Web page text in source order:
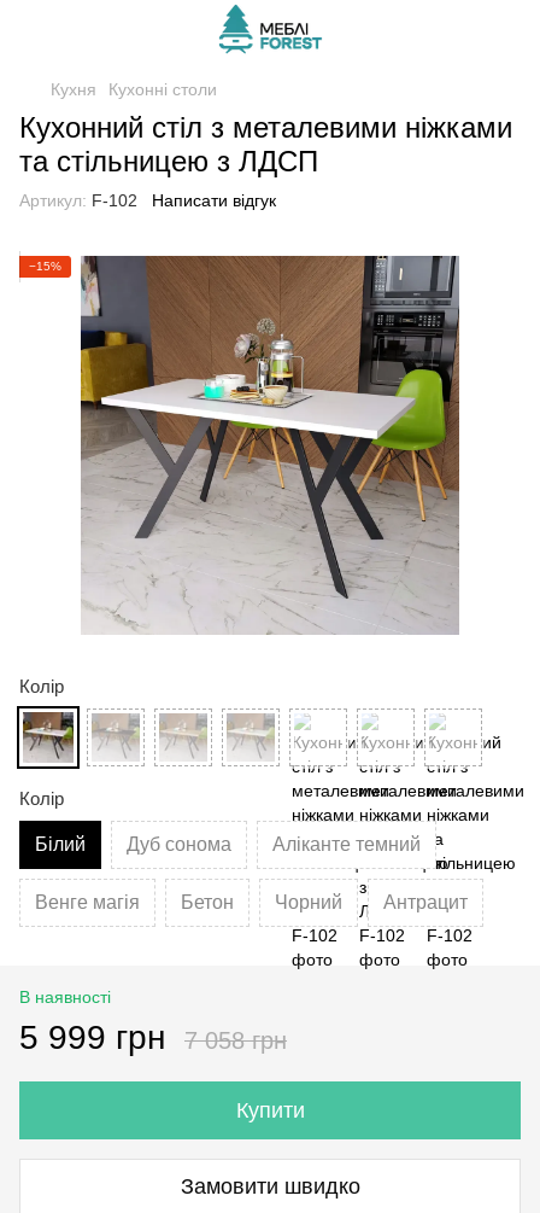
Кухня Кухонні столи
Кухонний стіл з металевими ніжками
та стільницею з ЛДСП
Артикул: F-102 Написати відгук
−15%
Колір
Колір
Білий Дуб сонома Аліканте темний
Венге магія Бетон Чорний Антрацит
В наявності
5 999 грн 7 058 грн
Купити
Замовити швидко